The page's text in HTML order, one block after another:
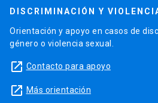
DISCRIMINACIÓN Y
Orientación y apoyo en casos de
género o violencia sexual.
launch Contacto para apoyo
launch Más orientación